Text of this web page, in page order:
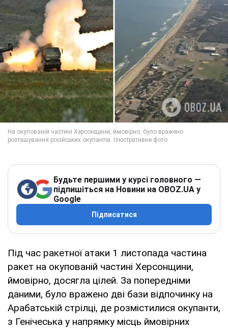
Будьте першими у курсі головного —
підпишіться на Новини на OBOZ.UA у
Google
Підписатися
Під час ракетної атаки 1 листопада частина
ракет на окупованій частині Херсонщини,
ймовірно, досягла цілей. За попередніми
даними, було вражено дві бази відпочинку на
Арабатській стрілці, де розмістилися окупанти,
з Генічеська у напрямку місць ймовірних